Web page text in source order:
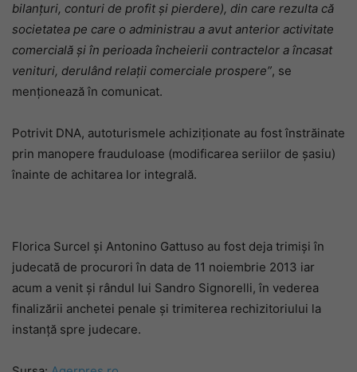
bilanțuri, conturi de profit și pierdere), din care rezulta că
societatea pe care o administrau a avut anterior activitate
comercială și în perioada încheierii contractelor a încasat
venituri, derulând relații comerciale prospere”, se
menționează în comunicat.
Potrivit DNA, autoturismele achiziționate au fost înstrăinate
prin manopere frauduloase (modificarea seriilor de șasiu)
înainte de achitarea lor integrală.
Florica Surcel și Antonino Gattuso au fost deja trimiși în
judecată de procurori în data de 11 noiembrie 2013 iar
acum a venit și rândul lui Sandro Signorelli, în vederea
finalizării anchetei penale și trimiterea rechizitoriului la
instanță spre judecare.